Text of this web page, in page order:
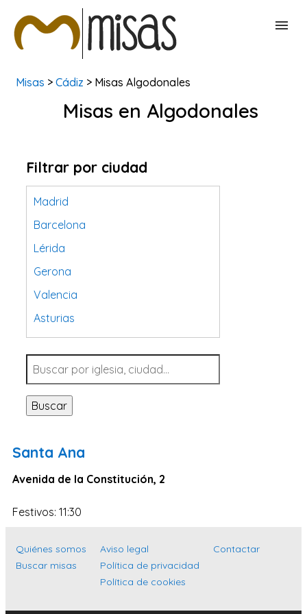
BUSCAR MISAS
Misas > Cádiz > Misas Algodonales
Misas en Algodonales
Filtrar por ciudad
Madrid
Barcelona
Lérida
Gerona
Valencia
Asturias
Tarragona
Navarra
Valladolid
Sevilla
Santa Cruz de Tenerife
Cantabria
Islas Baleares
Málaga
Buscar
Santa Ana
Avenida de la Constitución, 2
Festivos: 11:30
Quiénes somos
Buscar misas
Aviso legal
Política de privacidad
Política de cookies
Contactar